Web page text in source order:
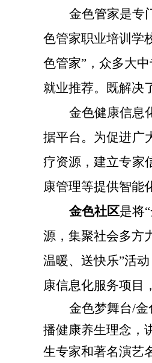
金色管家是专
色管家职业培训学
色管家”， 众多大中
就业推荐。既解决
金色健康信息
据平台。为促进广
疗资源，建立专家
康管理等提供智能
金色社区是将
源，集聚社会多方
温暖、送快乐”活
康信息化服务项目
金色梦舞台/金
播健康养生理念，
生专家和著名演艺